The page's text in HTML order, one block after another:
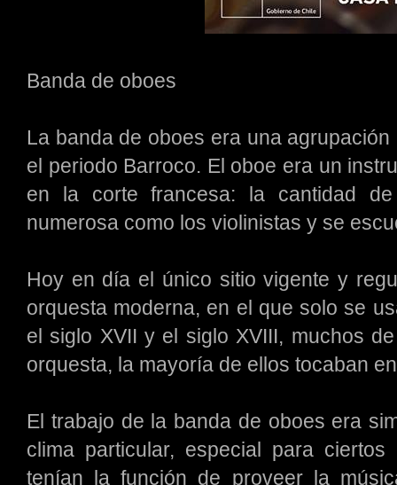
Banda de oboes
La banda de oboes era una
el periodo Barroco. El oboe era un
en la corte francesa: la cantidad
numerosa como los violinistas y se
Hoy en día el único sitio vigente y
orquesta moderna, en el que solo se
el siglo XVII y el siglo XVIII, muchos
orquesta, la mayoría de ellos tocaban
El trabajo de la banda de oboes era
clima particular, especial para
tenían la función de proveer la